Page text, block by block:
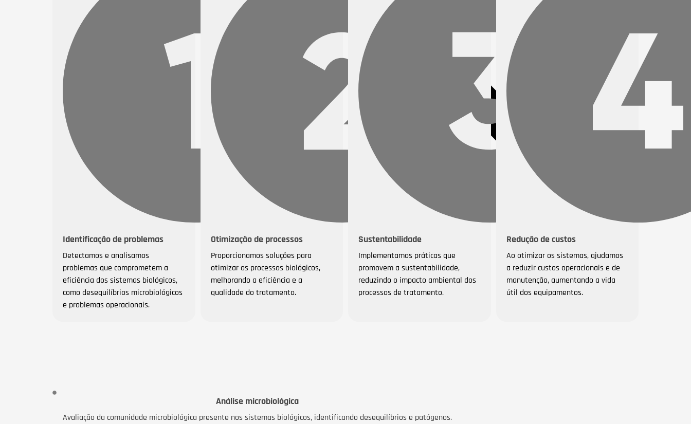
Identificação de problemas
Detectamos e analisamos
problemas que comprometem a
eficiência dos sistemas biológicos,
como desequilíbrios microbiológicos
e problemas operacionais.
Otimização de processos
Proporcionamos soluções para
otimizar os processos biológicos,
melhorando a eficiência e a
qualidade do tratamento.
Sustentabilidade
Implementamos práticas que
promovem a sustentabilidade,
reduzindo o impacto ambiental dos
processos de tratamento.
Redução de custos
Ao otimizar os sistemas, ajudamos
a reduzir custos operacionais e de
manutenção, aumentando a vida
útil dos equipamentos.
Análise microbiológica
Avaliação da comunidade microbiológica presente nos sistemas biológicos, identificando desequilíbrios e patógenos.